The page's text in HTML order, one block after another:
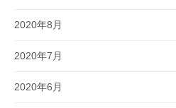
2020年8月
2020年7月
2020年6月